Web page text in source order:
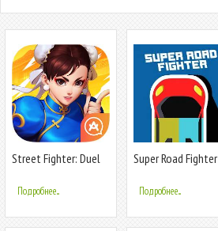
Street Fighter: Duel
Подробнее...
Super Road Fighter
Подробнее...